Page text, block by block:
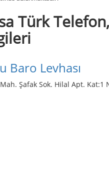
Türk
Baro Levhası
Şafak Sok. Hilal Apt. Kat:1